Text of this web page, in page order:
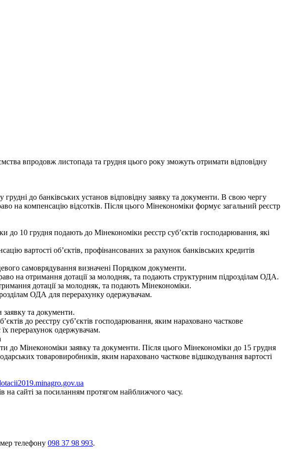
впродовж листопада та грудня цього року зможуть отримати відповідну
до банківських установ відповідну заявку та документи. В свою чергу
на компенсацію відсотків. Після цього Мінекономіки формує загальний реєстр
до 10 грудня подають до Мінекономіки реєстр суб’єктів господарювання, які
вартості об’єктів, профінансованих за рахунок банківських кредитів
самоврядування визначені Порядком документи.
на отримання дотації за молодняк, та подають структурним підрозділам ОДА.
дотації за молодняк, та подають Мінекономіки.
ОДА для перерахунку одержувачам.
та документи.
до реєстру суб’єктів господарювання, яким нараховано часткове
їх перерахунок одержувачам.
до Мінекономіки заявку та документи. Після цього Мінекономіки до 15 грудня
товаровиробників, яким нараховано часткове відшкодування вартості
на сайті за посиланням протягом найближчого часу.
телефону 098 37 98 993.